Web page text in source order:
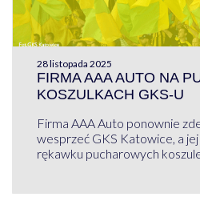
28 listopada 2025
FIRMA AAA AUTO NA
KOSZULKACH GKS-U
Firma AAA Auto ponownie
wesprzeć GKS Katowice, a jej
rękawku pucharowych